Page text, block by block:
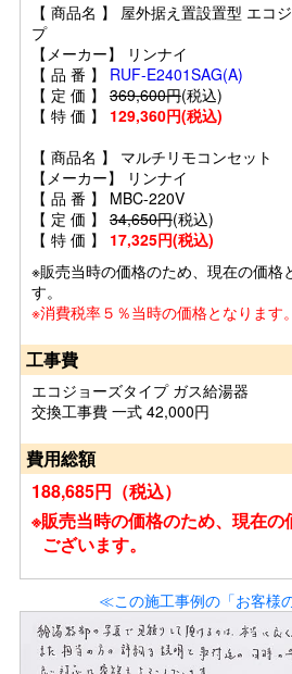
【 商品名 】 屋外据え置設置型 エコ
プ
【メーカー】 リンナイ
【 品 番 】 RUF-E2401SAG(A)
【 定 価 】 369,600円(税込)
【 特 価 】 129,360円(税込)
【 商品名 】 マルチリモコンセット
【メーカー】 リンナイ
【 品 番 】 MBC-220V
【 定 価 】 34,650円(税込)
【 特 価 】 17,325円(税込)
※販売当時の価格のため、現在の価格
す。
※消費税率５％当時の価格となります。
工事費
エコジョーズタイプ ガス給湯器
交換工事費 一式 42,000円
費用総額
188,685円（税込）
※販売当時の価格のため、現在
ございます。
≪この施工事例の「お客様